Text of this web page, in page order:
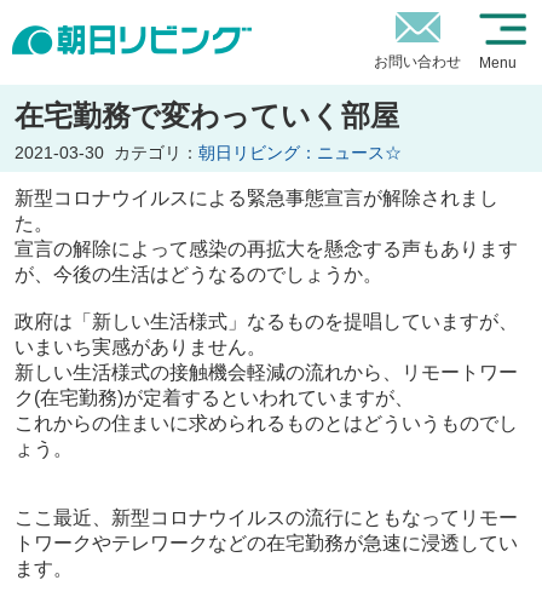
お問い合わせ Menu
在宅勤務で変わっていく部屋
2021-03-30 カテゴリ： 朝日リビング：ニュース☆
新型コロナウイルスによる緊急事態宣言が解除されまし
た。
宣言の解除によって感染の再拡大を懸念する声もあります
が、今後の生活はどうなるのでしょうか。
政府は「新しい生活様式」なるものを提唱していますが、
いまいち実感がありません。
新しい生活様式の接触機会軽減の流れから、リモートワー
ク(在宅勤務)が定着するといわれていますが、
これからの住まいに求められるものとはどういうものでし
ょう。
ここ最近、新型コロナウイルスの流行にともなってリモー
トワークやテレワークなどの在宅勤務が急速に浸透してい
ます。